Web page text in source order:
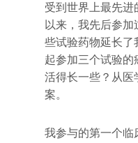
受到世界上最先
以来，我先后参
些试验药物延长了
起参加三个试验
活得长一些？从医
案。
我参与的第一个临